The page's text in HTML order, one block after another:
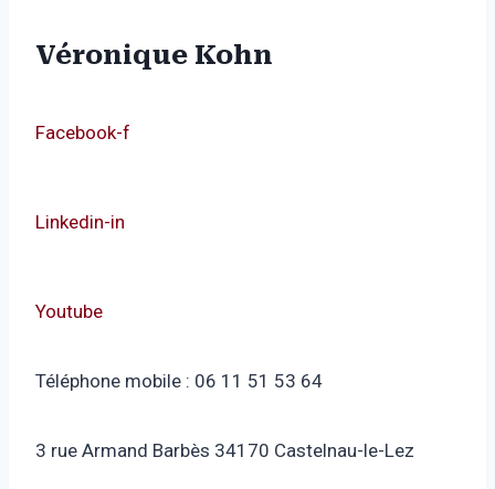
Véronique Kohn
Facebook-f
Linkedin-in
Youtube
Téléphone mobile : 06 11 51 53 64
3 rue Armand Barbès 34170 Castelnau-le-Lez